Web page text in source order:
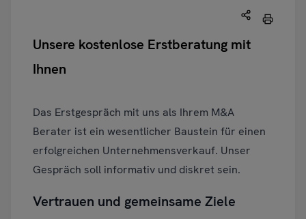
Unsere kostenlose Erstberatung mit
Ihnen
Das Erstgespräch mit uns als Ihrem M&A
Berater ist ein wesentlicher Baustein für einen
erfolgreichen Unternehmensverkauf. Unser
Gespräch soll informativ und diskret sein.
Vertrauen und gemeinsame Ziele